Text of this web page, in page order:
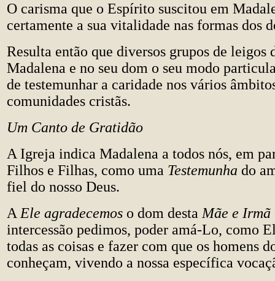
O carisma que o Espírito suscitou em
certamente a sua vitalidade nas formas dos
Resulta então que diversos grupos de leigos
Madalena e no seu dom o seu modo
de testemunhar a caridade nos vários
comunidades cristãs.
Um Canto de Gratidão
A Igreja indica Madalena a todos nós, em
Filhos e Filhas, como uma Testemunha do
fiel do nosso Deus.
A Ele agradecemos o dom desta Mãe e Irmã
intercessão pedimos, poder amá-Lo, como
todas as coisas e fazer com que os homens
conheçam, vivendo a nossa específica